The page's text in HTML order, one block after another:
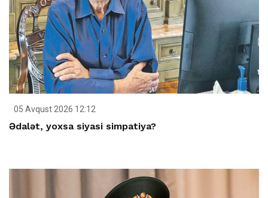
05 Avqust 2026 12:12
Ədalət, yoxsa siyasi simpatiya?